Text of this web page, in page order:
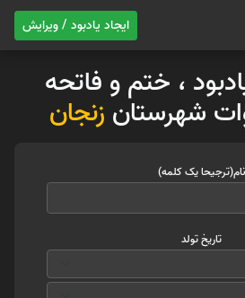
ایجاد یادبود / ویرایش
، ختم و فاتحه
شهرستان زنجان
نام(ترجیحا یک کلمه)
تاریخ تولد